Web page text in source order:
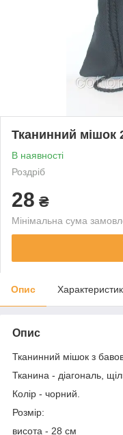
Тканинний мішок
В наявності
Роздріб
28 ₴
Мінімальна сума
Опис
Опис
Тканинний мішок з
Тканина - діагональ,
Колір - чорний.
Розмір:
висота - 28 см